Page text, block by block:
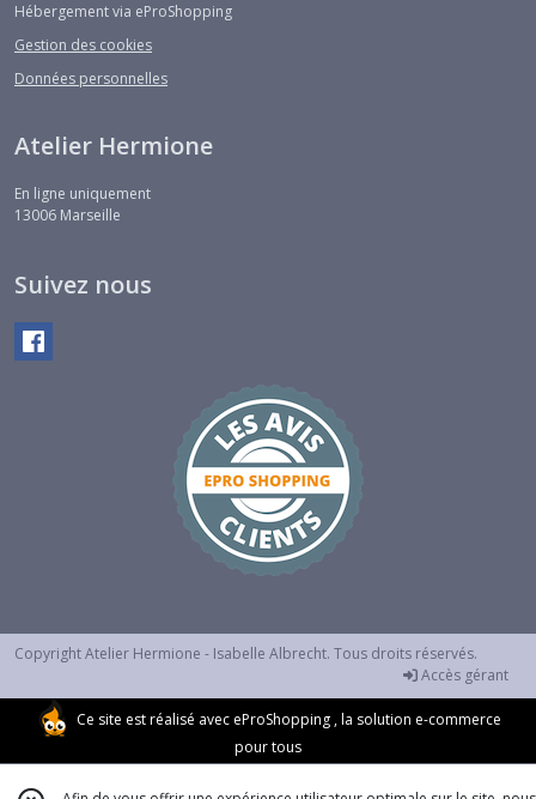
Hébergement via eProShopping
Gestion des cookies
Données personnelles
Atelier Hermione
En ligne uniquement
13006 Marseille
Suivez nous
Copyright Atelier Hermione - Isabelle Albrecht. Tous droits réservés.
Accès gérant
Ce site est réalisé avec eProShopping , la solution e-commerce
pour tous